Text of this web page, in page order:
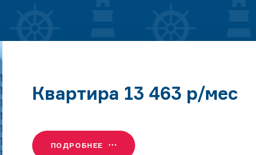
Квартира 13 463 р/мес
ПОДРОБНЕЕ